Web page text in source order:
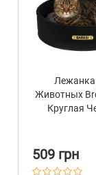
Лежанка
Животных
Круглая
509 грн